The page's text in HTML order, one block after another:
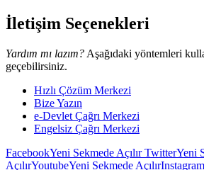
İletişim Seçenekleri
Yardım mı lazım? Aşağıdaki yöntemleri
geçebilirsiniz.
Hızlı Çözüm Merkezi
Bize Yazın
e-Devlet Çağrı Merkezi
Engelsiz Çağrı Merkezi
FacebookYeni Sekmede AçılırTwitterYeni
AçılırYoutubeYeni Sekmede AçılırInstagram